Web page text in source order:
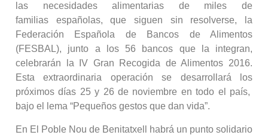
las necesidades alimentarias de miles de
familias españolas, que siguen sin resolverse, la
Federación Española de Bancos de Alimentos
(FESBAL), junto a los 56 bancos que la integran,
celebrarán la IV Gran Recogida de Alimentos 2016.
Esta extraordinaria operación se desarrollará los
próximos días 25 y 26 de noviembre en todo el país,
bajo el lema “Pequeños gestos que dan vida”.
En El Poble Nou de Benitatxell habrá un punto solidario